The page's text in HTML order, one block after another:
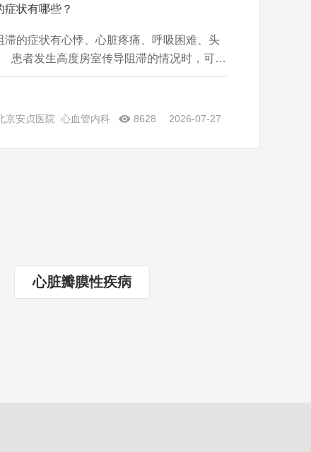
状有哪些？
的症状有心悸、心脏疼痛、呼吸困难、头
发生高度房室传导阻滞的情况时，可造
影响血液的供应，从而导致患者出现心悸的
高度房室传导阻滞导致患者出现心肌缺
可造成心肌异常
8628
2026-07-27
京安贞医院 心血管内科
心脏瓣膜性疾病